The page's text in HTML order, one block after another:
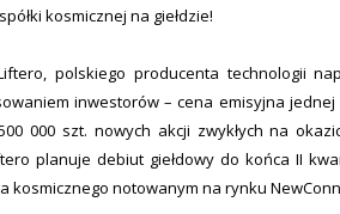
kosmicznej na giełdzie!
polskiego producenta technologii
inwestorów – cena emisyjna jednej
000 szt. nowych akcji zwykłych na
planuje debiut giełdowy do końca II
kosmicznego notowanym na rynku